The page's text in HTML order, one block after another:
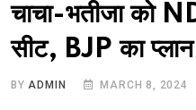
चाचा-भतीजा को
सीट, BJP का
BYADMIN MARCH 8, 2024